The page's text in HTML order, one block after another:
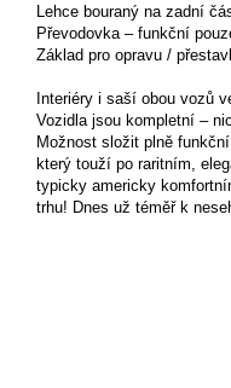
Lehce bouraný na zadní
Převodovka – funkční
Základ pro opravu /
Interiéry i saší obou vozů
Vozidla jsou kompletní –
Možnost složit plně
který touží po raritním,
typicky americky
trhu! Dnes už téměř k